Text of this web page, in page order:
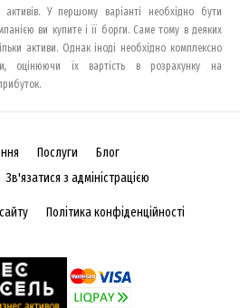
У першому варіанті необхідно бути
ви купите і її борги. Саме тому в деяких
активи. Однак іноді необхідно комплексно
оцінюючи їх вартість в розрахунку на
Послуги
Блог
Зв'язатися з адміністрацією
Політика конфіденційності